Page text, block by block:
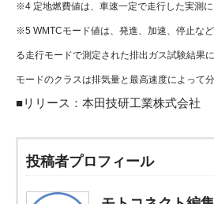
※4 定地燃費値は、車速一定で走行した実測
※5 WMTCモード値は、発進、加速、停止な
る走行モードで測定された排出ガス試験結果
モードのクラスは排気量と最高速度によって
■リリース： 本田技研工業株式会社
投稿者プロフィール